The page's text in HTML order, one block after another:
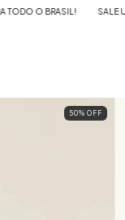
SALE UP TO 60% OFF
50% OFF